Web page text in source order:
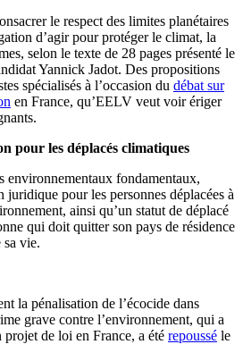
le respect des limites planétaires
d’agir pour protéger le climat, la
selon le texte de 28 pages présenté le
Yannick Jadot. Des propositions
spécialisés à l’occasion du débat sur
en France, qu’EELV veut voir ériger
pour les déplacés climatiques
environnementaux fondamentaux,
pour les personnes déplacées à
ainsi qu’un statut de déplacé
qui doit quitter son pays de résidence
sa vie.
la pénalisation de l’écocide dans
grave contre l’environnement, qui a
projet de loi en France, a été repoussé le